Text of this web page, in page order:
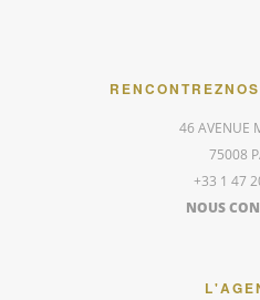
RENCONTREZ
46 AVENUE
75008
+33 1 47
NOUS